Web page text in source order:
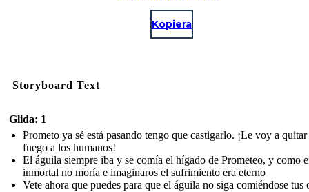
Kopiera
Storyboard Text
Glida: 1
Prometo ya sé está pasando tengo que castigarlo. ¡Le voy a
fuego a los humanos!
El águila siempre iba y se comía el hígado de Prometeo, y como
inmortal no moría e imaginaros el sufrimiento era eterno
Vete ahora que puedes para que el águila no siga comiéndose tus